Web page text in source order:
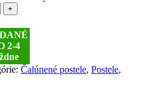
2-4
Čalúnené postele, Postele,